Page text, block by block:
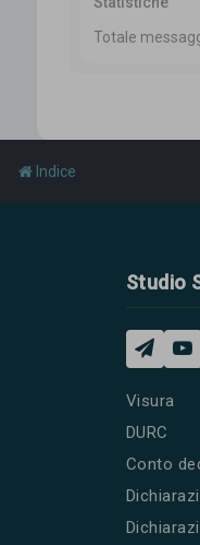
Totale
Indice
Studio
Visura
DURC
Conto